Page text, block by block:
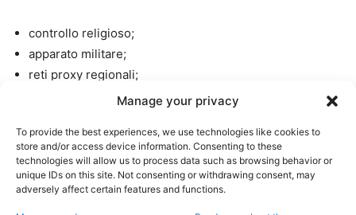
Manage your privacy
To provide the best experiences, we use technologies like cookies to
store and/or access device information. Consenting to these
technologies will allow us to process data such as browsing behavior or
unique IDs on this site. Not consenting or withdrawing consent, may
adversely affect certain features and functions.
controllo religioso;
apparato militare;
reti proxy regionali;
conflitto permanente con l’Occidente.
L’ANTIIMPERIALISMO CHE
SERVIVA IL GLOBALISMO